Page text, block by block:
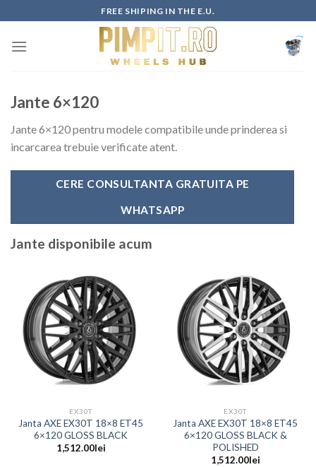
to
content
FREE SHIPING IN THE E.U.
Jante 6×120
Jante 6×120 pentru modele compatibile unde prinderea si
incarcarea trebuie verificate atent.
CERE CONSULTANTA GRATUITA PE
WHATSAPP
Jante disponibile acum
EX30T
Janta AXE EX30T 18×8 ET45
6×120 GLOSS BLACK
1,512.00lei
EX30T
Janta AXE EX30T 18×8 ET45
6×120 GLOSS BLACK &
POLISHED
1,512.00lei